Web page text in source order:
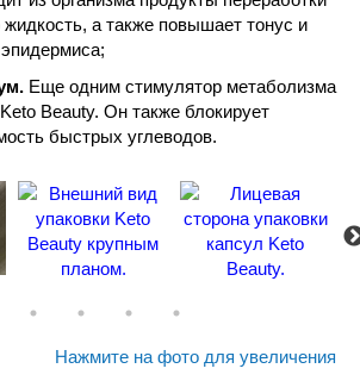
а также повышает тонус и
Еще одним стимулятор метаболизма
Beauty. Он также блокирует
быстрых углеводов.
Нажмите на фото для увеличения